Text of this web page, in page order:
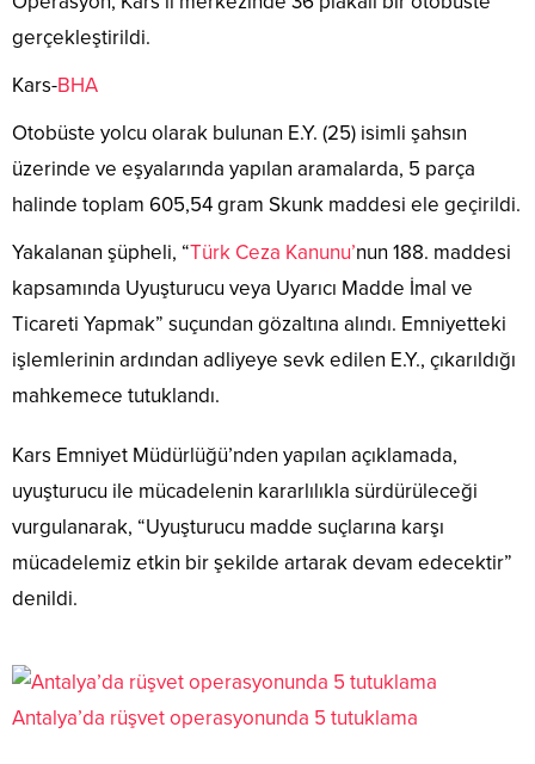
gerçekleştirildi.
Kars-BHA
Otobüste yolcu olarak bulunan E.Y. (25) isimli şahsın
üzerinde ve eşyalarında yapılan aramalarda, 5 parça
halinde toplam 605,54 gram Skunk maddesi ele geçirildi.
Yakalanan şüpheli, “Türk Ceza Kanunu’nun 188. maddesi
kapsamında Uyuşturucu veya Uyarıcı Madde İmal ve
Ticareti Yapmak” suçundan gözaltına alındı. Emniyetteki
işlemlerinin ardından adliyeye sevk edilen E.Y., çıkarıldığı
mahkemece tutuklandı.
Kars Emniyet Müdürlüğü’nden yapılan açıklamada,
uyuşturucu ile mücadelenin kararlılıkla sürdürüleceği
vurgulanarak, “Uyuşturucu madde suçlarına karşı
mücadelemiz etkin bir şekilde artarak devam edecektir”
denildi.
Antalya’da rüşvet operasyonunda 5 tutuklama